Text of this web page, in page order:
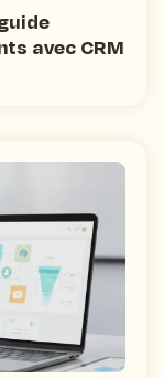
avec CRM